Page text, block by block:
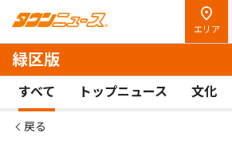
エリア
緑区版
すべて トップニュース 文化
戻る